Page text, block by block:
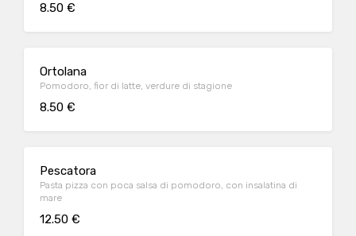
8.50 €
Ortolana
Pomodoro, fior di latte, verdure di stagione
8.50 €
Pescatora
Pasta pizza con poca salsa di pomodoro, con insalatina di
mare
12.50 €